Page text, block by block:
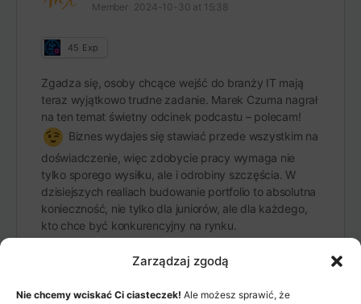
Zarządzaj zgodą
Nie chcemy wciskać Ci ciasteczek! Ale możesz sprawić, że
Member 2024-10-30 at 15:38
45 Exp
Zgadza się, osoby chcące wejść do branży IT mają
teraz wyjątkowo trudne zadanie. Marek Czuma nagrał
na ten temat świetny odcinek podcastu – polecam!
Biznes wydajes się stawiać przede wszystkim na
doświadczenie, więc zdobycie pracy wymaga nie
tylko sporego wysiłku, ale i odrobiny szczęścia. W
dzisiejszych realiach budowanie portfolio to absolutna
konieczność, nie tylko dla juniorów, ale dla każdego,
kto chce być konkurencyjny na rynku.